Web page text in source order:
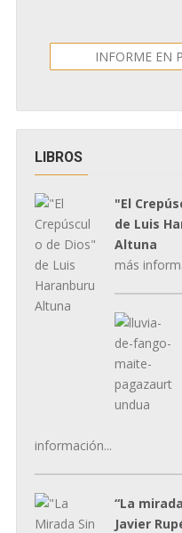
INFORME EN
LIBROS
"El
de Luis
Altuna
más
información...
“La
Javier